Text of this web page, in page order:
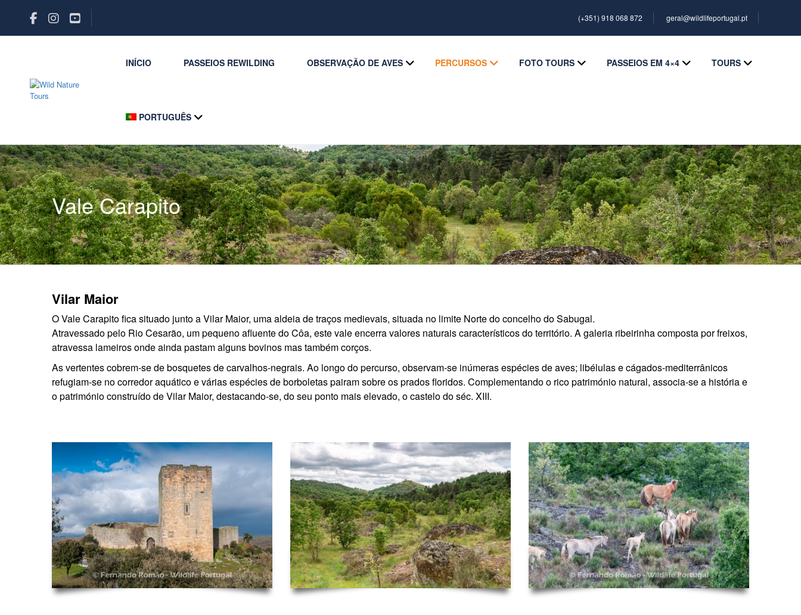
(+351) 918 068 872 geral@wildlifeportugal.pt
INÍCIO PASSEIOS REWILDING OBSERVAÇÃO DE AVES PERCURSOS FOTO TOURS PASSEIOS EM 4×4 TOURS
PORTUGUÊS
Vale Carapito
Vilar Maior
O Vale Carapito fica situado junto a Vilar Maior, uma aldeia de traços medievais, situada no limite Norte do concelho do Sabugal.
Atravessado pelo Rio Cesarão, um pequeno afluente do Côa, este vale encerra valores naturais característicos do território. A galeria ribeirinha composta por freixos,
atravessa lameiros onde ainda pastam alguns bovinos mas também corços.
As vertentes cobrem-se de bosquetes de carvalhos-negrais. Ao longo do percurso, observam-se inúmeras espécies de aves; libélulas e cágados-mediterrânicos
refugiam-se no corredor aquático e várias espécies de borboletas pairam sobre os prados floridos. Complementando o rico património natural, associa-se a história e
o património construído de Vilar Maior, destacando-se, do seu ponto mais elevado, o castelo do séc. XIII.